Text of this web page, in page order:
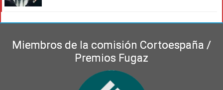
Miembros de la comisión Cortoespaña /
Premios Fugaz